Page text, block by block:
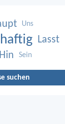
Uns
Lasst
Hin Sein
suchen